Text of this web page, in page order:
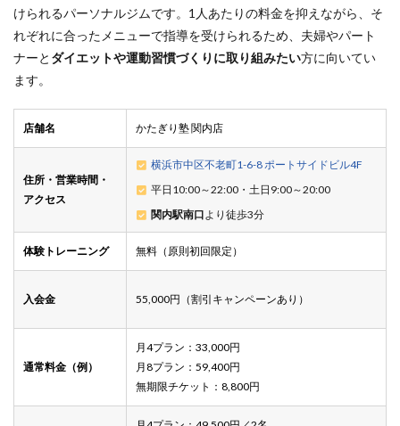
けられるパーソナルジムです。1人あたりの料金を抑えながら、そ
れぞれに合ったメニューで指導を受けられるため、夫婦やパート
ナーと ダイエットや運動習慣づくりに取り組みたい方に向いてい
ます。
店舗名 かたぎり塾 関内店
住所・営業時間・
アクセス
横浜市中区不老町1-6-8 ポートサイドビル4F
平日10:00～22:00・土日9:00～20:00
関内駅南口 より徒歩3分
体験トレーニング 無料（原則初回限定）
入会金 55,000円（割引キャンペーンあり）
通常料金（例）
月4プラン：33,000円
月8プラン：59,400円
無期限チケット：8,800円